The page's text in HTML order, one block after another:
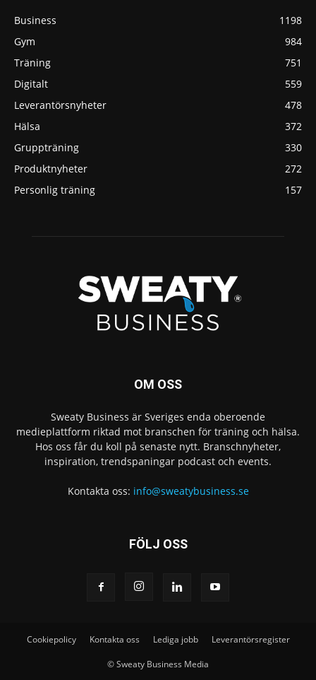
Business
1198
Gym
984
Träning
751
Digitalt
559
Leverantörsnyheter
478
Hälsa
372
Gruppträning
330
Produktnyheter
272
Personlig träning
157
OM OSS
Sweaty Business är Sveriges enda oberoende
medieplattform riktad mot branschen för träning och hälsa.
Hos oss får du koll på senaste nytt. Branschnyheter,
inspiration, trendspaningar podcast och events.
Kontakta oss: info@sweatybusiness.se
FÖLJ OSS
Cookiepolicy Kontakta oss Lediga jobb Leverantörsregister
© Sweaty Business Media